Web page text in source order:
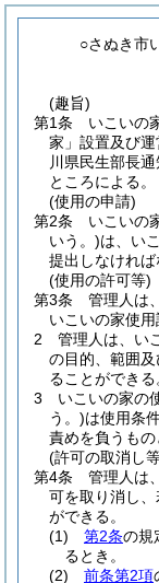
○さぬき市
(趣旨)
第1条
いこいの
家」設置及び
川県民生部長通
ところによる。
(使用の申請)
第2条
いこいの
いう。)は、い
提出しなければ
(使用の許可等)
第3条
管理人は、
いこいの家使
2
管理人は、い
の目的、範囲
ることができる
3
いこいの家の
う。)は使用条
責めを負うもの
(許可の取消し
第4条
管理人は、
可を取り消し
ができる。
(1)
第2条の規
るとき。
(2)
前条第2項